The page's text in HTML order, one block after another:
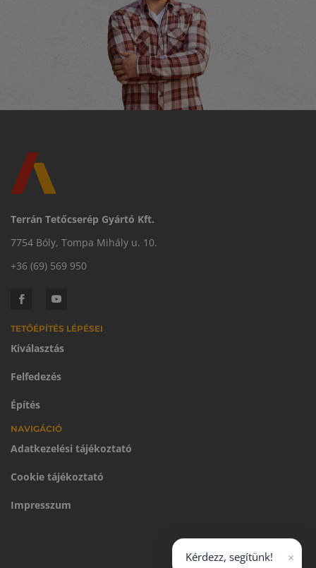
Terrán Tetőcserép Gyártó Kft.
7754 Bóly, Tompa Mihály u. 10.
+36 (69) 569 950
TETŐÉPÍTÉS LÉPÉSEI
Kiválasztás
Felfedezés
Építés
NAVIGÁCIÓ
Adatkezelési tájékoztató
Cookie tájékoztató
Impresszum
Kérdezz, segítünk! ×